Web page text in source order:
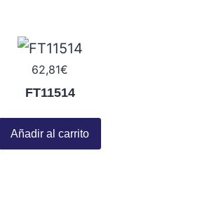
FT11514
62,81€
Añadir al carrito